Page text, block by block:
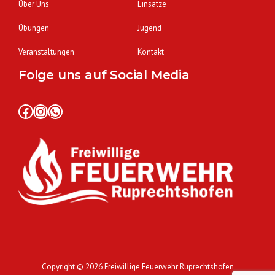
Über Uns Einsätze
Übungen Jugend
Veranstaltungen Kontakt
Folge uns auf Social Media
Facebook InstagramWhatsApp
Copyright © 2026Freiwillige Feuerwehr Ruprechtshofen